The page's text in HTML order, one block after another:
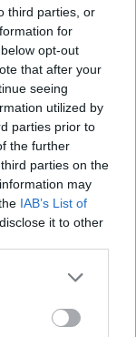
third parties, or
for
opt-out
that after your
seeing
utilized by
parties prior to
the further
parties on the
may
IAB’s List of
it to other
more Google
may click to
party tags to
και τα
γιοτ
μπάντα που
και τους
Πέθανε ο